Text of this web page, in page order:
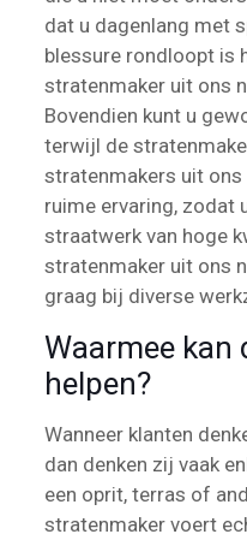
dat u dagenlang met
blessure rondloopt is
stratenmaker uit ons
Bovendien kunt u
terwijl de
stratenmakers uit ons
ruime ervaring, zodat
straatwerk van hoge
stratenmaker uit ons
graag bij diverse
Waarmee kan
helpen?
Wanneer klanten
dan denken zij vaak
een oprit, terras of
stratenmaker voert